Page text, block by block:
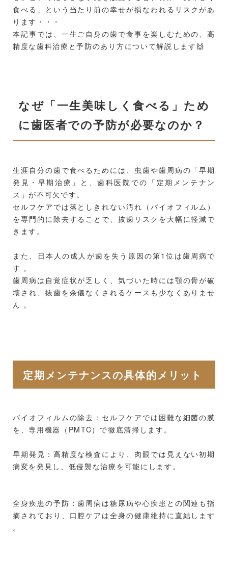
食べる」という当たり前の幸せが損なわれるリスクがあ
ります・・・
本記事では、一生ご自身の歯で食事を楽しむための、高
精度な歯科治療と予防のあり方について解説します🙌
なぜ「一生美味しく食べる」ため
に歯医者での予防が必要なのか？
生涯自分の歯で食べるためには、虫歯や歯周病の「早期
発見・早期治療」と、歯科医院での「定期メンテナン
ス」が不可欠です。
セルフケアでは落としきれない汚れ（バイオフィルム）
を専門的に除去することで、抜歯リスクを大幅に軽減で
きます。
また、日本人の成人が歯を失う原因の第1位は歯周病で
す 。
歯周病は自覚症状が乏しく、気づいた時には顎の骨が破
壊され、抜歯を余儀なくされるケースも少なくありませ
ん 。
定期メンテナンスの具体的メリット
バイオフィルムの除去：セルフケアでは困難な細菌の膜
を、専用機器（PMTC）で徹底清掃します。
早期発見：高精度な検査により、肉眼では見えない初期
病変を発見し、低侵襲な治療を可能にします。
全身疾患の予防：歯周病は糖尿病や心疾患との関連も指
摘されており、口腔ケアは全身の健康維持に直結します
。